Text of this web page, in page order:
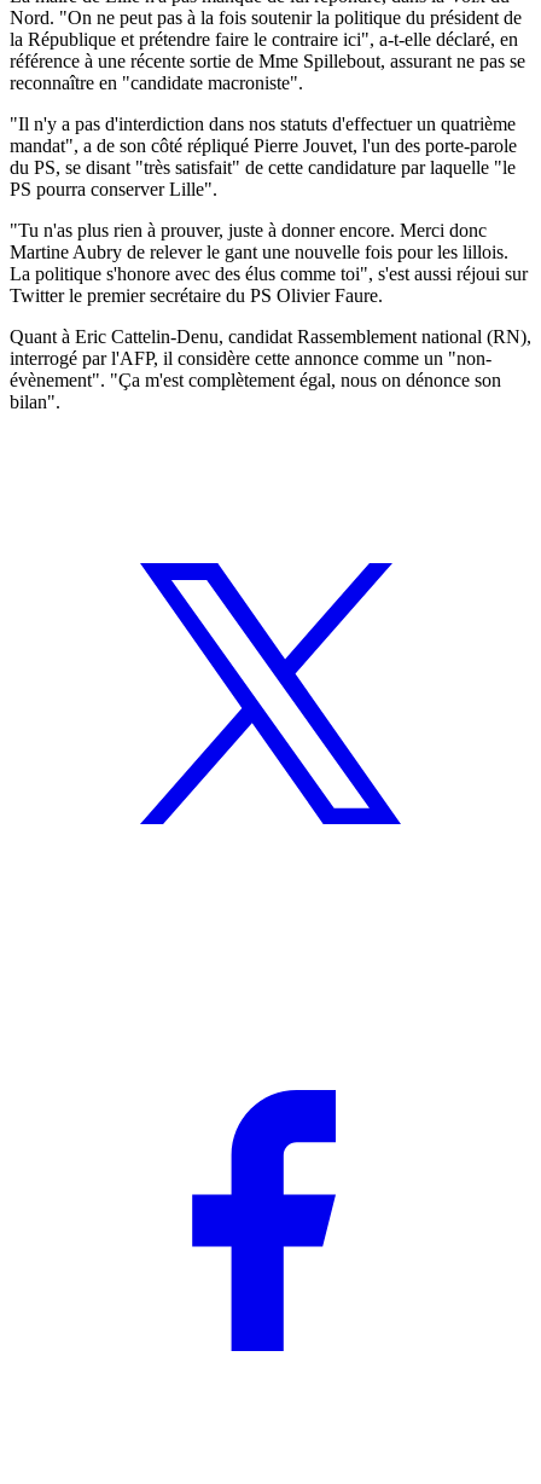
Nord. "On ne peut pas à la fois soutenir la politique du président de
la République et prétendre faire le contraire ici", a-t-elle déclaré, en
référence à une récente sortie de Mme Spillebout, assurant ne pas se
reconnaître en "candidate macroniste".
"Il n'y a pas d'interdiction dans nos statuts d'effectuer un quatrième
mandat", a de son côté répliqué Pierre Jouvet, l'un des porte-parole
du PS, se disant "très satisfait" de cette candidature par laquelle "le
PS pourra conserver Lille".
"Tu n'as plus rien à prouver, juste à donner encore. Merci donc
Martine Aubry de relever le gant une nouvelle fois pour les lillois.
La politique s'honore avec des élus comme toi", s'est aussi réjoui sur
Twitter le premier secrétaire du PS Olivier Faure.
Quant à Eric Cattelin-Denu, candidat Rassemblement national (RN),
interrogé par l'AFP, il considère cette annonce comme un "non-
évènement". "Ça m'est complètement égal, nous on dénonce son
bilan".